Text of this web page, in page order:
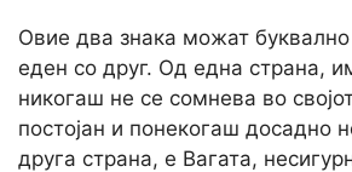
Овие два знака можат буквално
еден со друг. Од една страна,
никогаш не се сомнева во
постојан и понекогаш досадно
друга страна, е Вагата,